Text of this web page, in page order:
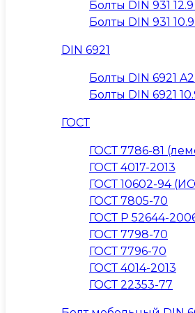
Болты DIN 931
Болты DIN 931
DIN 6921
Болты DIN 6921
Болты DIN 6921
ГОСТ
ГОСТ 7786-81
ГОСТ 4017-2013
ГОСТ 10602-94
ГОСТ 7805-70
ГОСТ Р 52644-
ГОСТ 7798-70
ГОСТ 7796-70
ГОСТ 4014-2013
ГОСТ 22353-77